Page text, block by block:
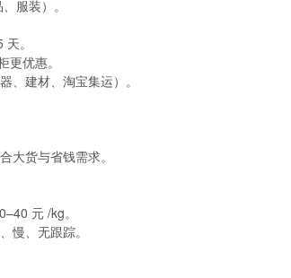
服装）。
。
优惠。
、建材、淘宝集运）。
大货与省钱需求。
元 /kg。
慢、无跟踪。